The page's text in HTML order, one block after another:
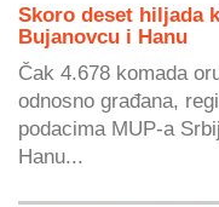
Skoro deset hiljada
Bujanovcu i Hanu
Čak 4.678 komada
odnosno građana,
podacima MUP-a
Hanu...